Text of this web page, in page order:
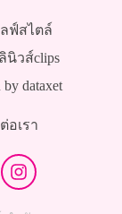
ฟ์สไตล์
นิวส์clips
by dataxet
อเรา